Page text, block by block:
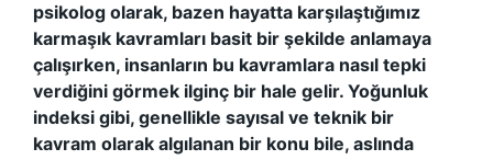
psikolog olarak, bazen hayatta karşılaştığımız
karmaşık kavramları basit bir şekilde anlamaya
çalışırken, insanların bu kavramlara nasıl tepki
verdiğini görmek ilginç bir hale gelir. Yoğunluk
indeksi gibi, genellikle sayısal ve teknik bir
kavram olarak algılanan bir konu bile, aslında